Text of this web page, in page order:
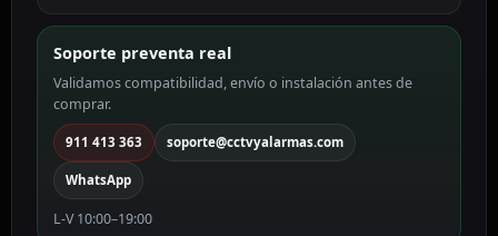
ABH-
200W
cantidad
Soporte preventa real
Validamos compatibilidad, envío o instalación antes de
comprar.
911 413 363 soporte@cctvyalarmas.com
WhatsApp
L-V 10:00–19:00